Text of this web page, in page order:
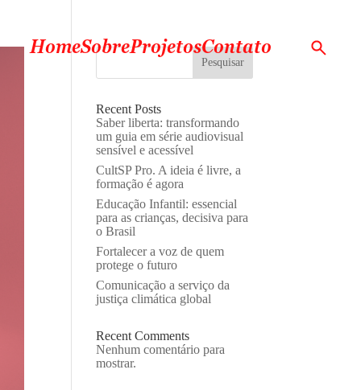
HomeSobreProjetosContato
Pesquisar
Recent Posts
Saber liberta: transformando
um guia em série audiovisual
sensível e acessível
CultSP Pro. A ideia é livre, a
formação é agora
Educação Infantil: essencial
para as crianças, decisiva para
o Brasil
Fortalecer a voz de quem
protege o futuro
Comunicação a serviço da
justiça climática global
Recent Comments
Nenhum comentário para
mostrar.